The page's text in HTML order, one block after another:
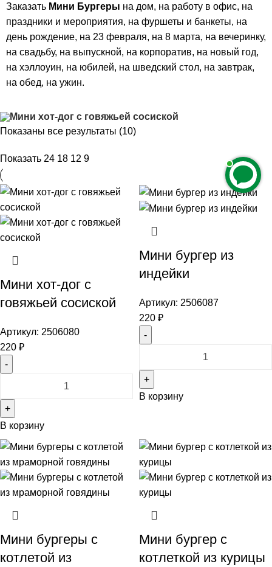
Заказать Мини Бургеры на дом, на работу в офис, на
праздники и мероприятия, на фуршеты и банкеты, на
день рождение, на 23 февраля, на 8 марта, на вечеринку,
на свадьбу, на выпускной, на корпоратив, на новый год,
на хэллоуин, на юбилей, на шведский стол, на завтрак,
на обед, на ужин.
Показаны все результаты (10)
Показать 24 18 12 9
Мини хот-дог с
говяжьей сосиской
Артикул: 2506080
220 ₽
Мини
хот-
дог
говяжьей
В корзину
Мини бургер из
индейки
Артикул: 2506087
220 ₽
Мини
бургер
В корзину
Мини бургеры с
котлетой из
Мини бургер с
котлеткой из курицы